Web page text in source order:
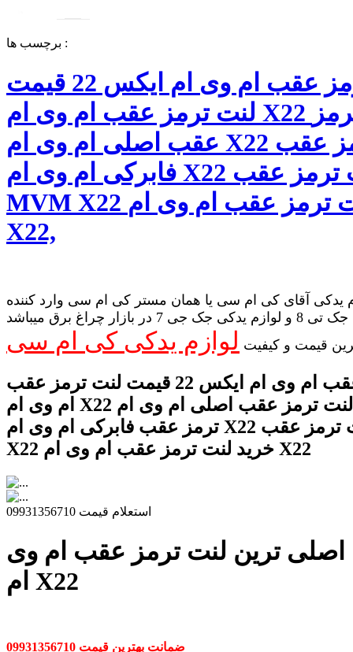
برچسب ها :
لنت ترمز عقب ام وی ام ایکس 22 قیمت
لنت ترمز عقب ام وی ام X22 لنت ترمز
عقب اصلی ام وی ام X22 لنت ترمز عقب
فابرکی ام وی ام X22 لنت ترمز عقب
MVM X22 خرید لنت ترمز عقب ام وی ام
X22,
یدکی آقای کی ام سی یا همان مستر کی ام سی وارد کننده
لوازم یدکی جک تی 8 و لوازم یدکی جک جی 7 در بازار چراغ برق میباشد
قیمت و کیفیت لوازم یدکی کی ام سی
لنت ترمز عقب ام وی ام ایکس 22 قیمت لنت ترمز عقب
ام وی ام X22 لنت ترمز عقب اصلی ام وی ام X22 لنت
ترمز عقب فابرکی ام وی ام X22 لنت ترمز عقب MVM
X22 خرید لنت ترمز عقب ام وی ام X22
استعلام قیمت 09931356710
اصلی ترین لنت ترمز عقب ام وی
ام X22
ضمانت بهترین قیمت 09931356710